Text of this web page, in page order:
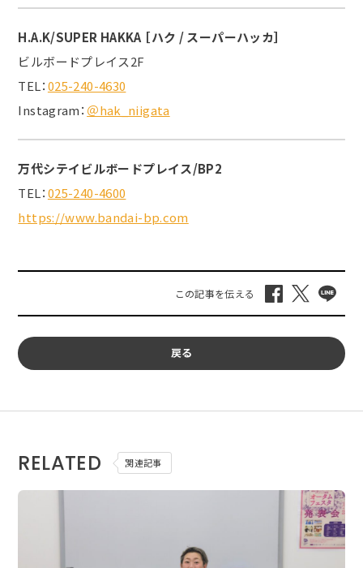
H.A.K/SUPER HAKKA ［ハク / スーパーハッカ］
ビルボードプレイス2F
TEL：025-240-4630
Instagram： ＠hak_niigata
万代シテイビルボードプレイス/BP2
TEL：025-240-4600
https://www.bandai-bp.com
戻る
RELATED 関連記事